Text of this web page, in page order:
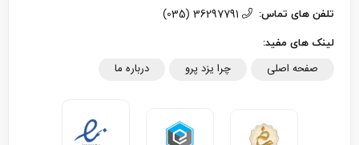
تلفن های تماس:
لینک های مفید:
صفحه اصلی چرا یزد پرو درباره ما